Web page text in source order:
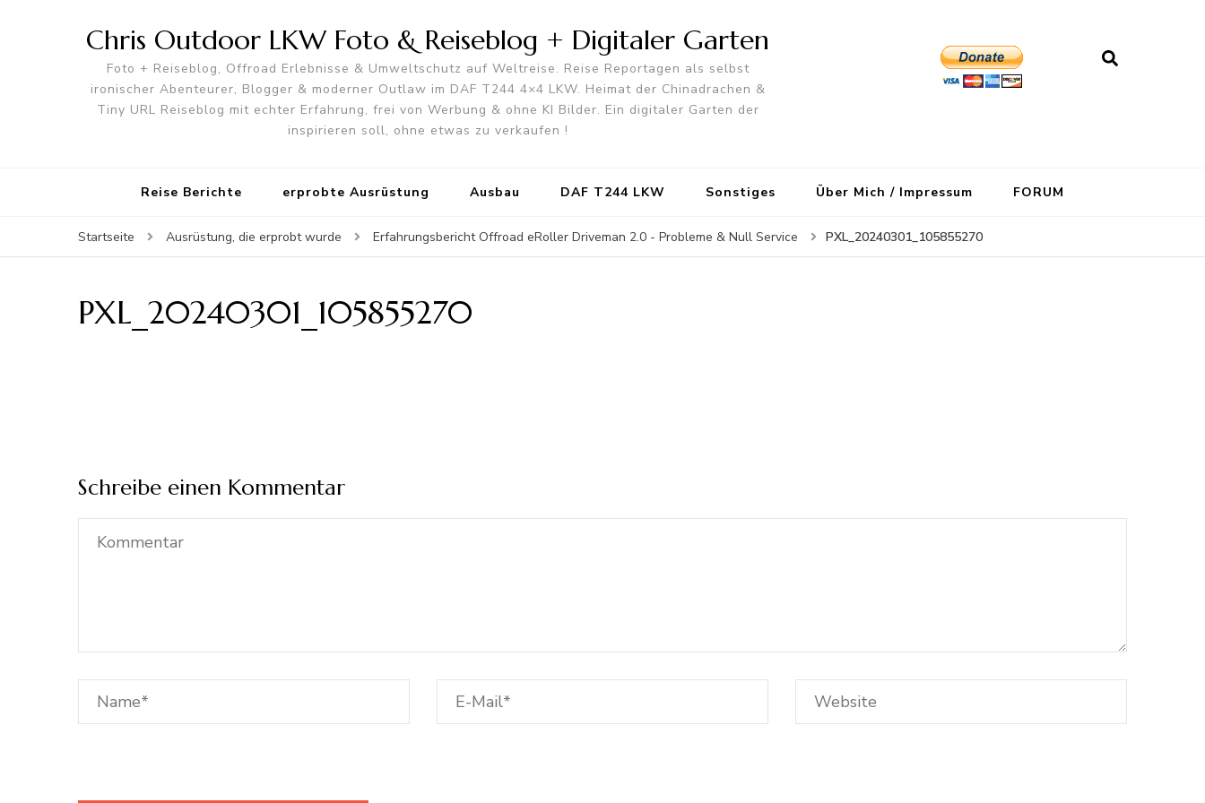
Chris Outdoor LKW Foto & Reiseblog + Digitaler Garten
Foto + Reiseblog, Offroad Erlebnisse & Umweltschutz auf Weltreise. Reise Reportagen als selbst
ironischer Abenteurer, Blogger & moderner Outlaw im DAF T244 4×4 LKW. Heimat der Chinadrachen &
Tiny URL Reiseblog mit echter Erfahrung, frei von Werbung & ohne KI Bilder. Ein digitaler Garten der
inspirieren soll, ohne etwas zu verkaufen !
Reise Berichte erprobte Ausrüstung Ausbau DAF T244 LKW Sonstiges Über Mich / Impressum FORUM
Startseite Ausrüstung, die erprobt wurde Erfahrungsbericht Offroad eRoller Driveman 2.0 - Probleme & Null Service PXL_20240301_105855270
PXL_20240301_105855270
Schreibe einen Kommentar